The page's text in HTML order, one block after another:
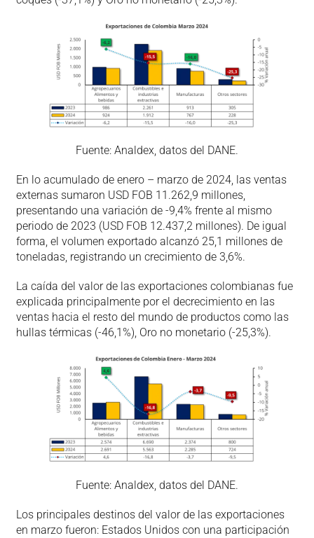
Fuente: Analdex, datos del DANE.
En lo acumulado de enero – marzo de 2024, las ventas
externas sumaron USD FOB 11.262,9 millones,
presentando una variación de -9,4% frente al mismo
periodo de 2023 (USD FOB 12.437,2 millones). De igual
forma, el volumen exportado alcanzó 25,1 millones de
toneladas, registrando un crecimiento de 3,6%.
La caída del valor de las exportaciones colombianas fue
explicada principalmente por el decrecimiento en las
ventas hacia el resto del mundo de productos como las
hullas térmicas (-46,1%), Oro no monetario (-25,3%).
Fuente: Analdex, datos del DANE.
Los principales destinos del valor de las exportaciones
en marzo fueron: Estados Unidos con una participación